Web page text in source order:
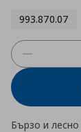
993.870.07
Бързо и